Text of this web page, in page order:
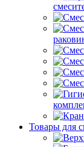
Товары для